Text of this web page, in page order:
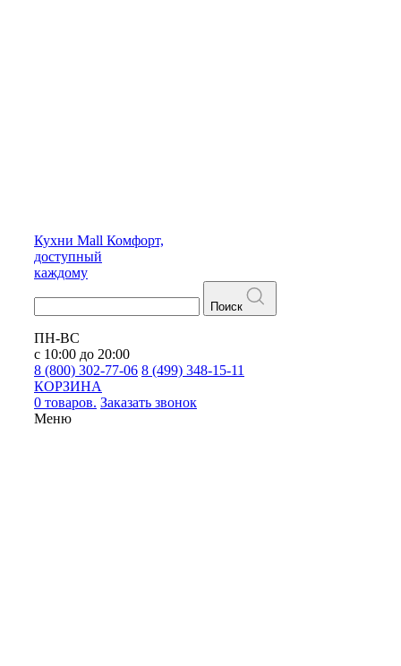
Кухни Mall Комфорт,
доступный
каждому
Поиск
ПН-ВС
с 10:00 до 20:00
8 (800) 302-77-06 8 (499) 348-15-11
КОРЗИНА
0 товаров. Заказать звонок
Меню